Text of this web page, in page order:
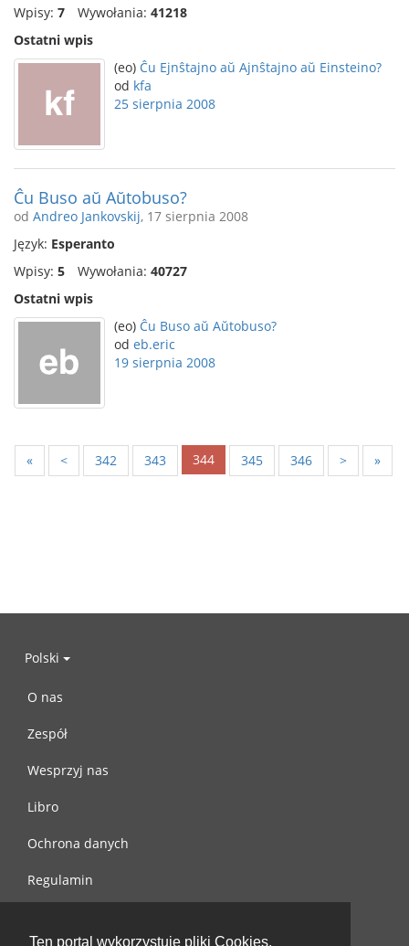
Ten portal wykorzystuje pliki Cookies.
Wpisy: 7 Wywołania: 41218
Ostatni wpis
(eo) Ĉu Ejnŝtajno aŭ Ajnŝtajno aŭ Einsteino?
od kfa
25 sierpnia 2008
Ĉu Buso aŭ Aŭtobuso?
od Andreo Jankovskij, 17 sierpnia 2008
Język: Esperanto
Wpisy: 5 Wywołania: 40727
Ostatni wpis
(eo) Ĉu Buso aŭ Aŭtobuso?
od eb.eric
19 sierpnia 2008
« < 342 343 344 345 346 > »
Polski
O nas
Zespół
Wesprzyj nas
Libro
Ochrona danych
Regulamin